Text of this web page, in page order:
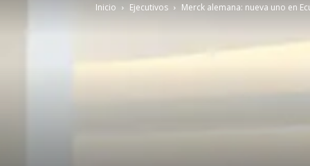
Inicio Ejecutivos Merck alemana: nueva uno en